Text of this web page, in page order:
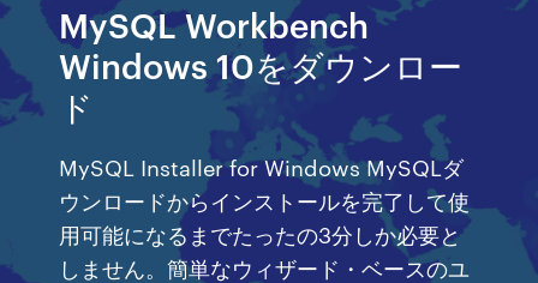
MySQL Workbench
Windows 10をダウンロー
ド
MySQL Installer for Windows MySQLダ
ウンロードからインストールを完了して使
用可能になるまでたったの3分しか必要と
しません。簡単なウィザード・ベースのユ